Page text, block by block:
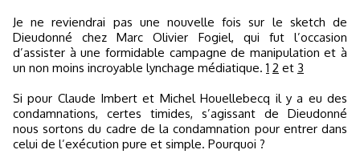
Je ne reviendrai pas une nouvelle fois sur le sketch de
Dieudonné chez Marc Olivier Fogiel, qui fut l’occasion
d’assister à une formidable campagne de manipulation et à
un non moins incroyable lynchage médiatique. 1 2 et 3
Si pour Claude Imbert et Michel Houellebecq il y a eu des
condamnations, certes timides, s’agissant de Dieudonné
nous sortons du cadre de la condamnation pour entrer dans
celui de l’exécution pure et simple. Pourquoi ?